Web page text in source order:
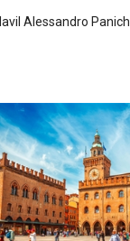
Alessandro